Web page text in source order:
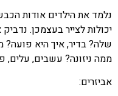
נלמד את הילדים אודות
יכולות לצייר בעצמכן.
שלה? בדיר, איך היא
ממה ניזונה? עשבים, עלים,
אביזרים: